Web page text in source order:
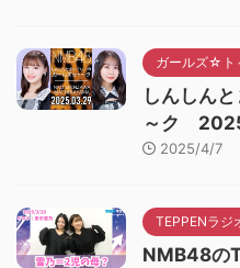
ガールズ☆ト
しんしん
～ク
2025/4/7
TEPPENラジ
NMB48の